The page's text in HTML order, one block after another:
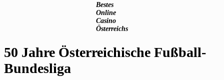
Bestes
Online
Casino
Österreichs
50 Jahre Österreichische Fußball-
Bundesliga